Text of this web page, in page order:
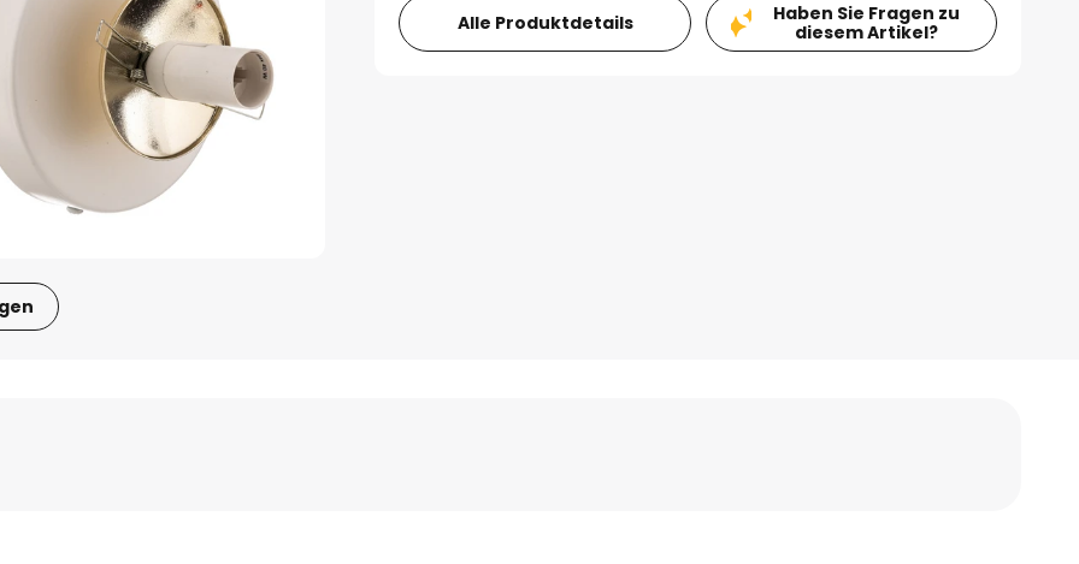
Alle Produktdetails
Haben Sie Fragen zu
diesem Artikel?